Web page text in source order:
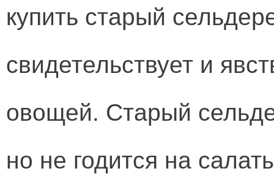
купить старый
свидетельствует и
овощей. Старый
но не годится на